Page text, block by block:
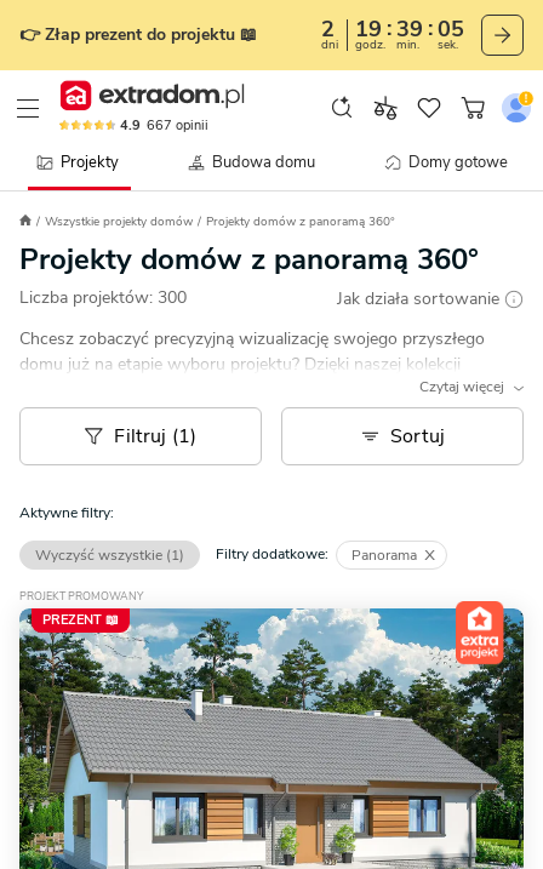
👉 Złap prezent do projektu 📖 2
dni
19
godz.
39
min.
02
sek.
4.9 667 opinii
Projekty Budowa domu Domy gotowe
Wszystkie projekty domów Projekty domów z panoramą 360°
Projekty domów z panoramą 360°
Liczba projektów: 300
Jak działa sortowanie
Chcesz zobaczyć precyzyjną wizualizację swojego przyszłego
domu już na etapie wyboru projektu? Dzięki naszej kolekcji
projektów domów z panoramą 360° sprawisz, że Twoje marzenie
stanie się rzeczywistością!
Czytaj więcej
Filtruj (1) Sortuj
Aktywne filtry:
Wyczyść wszystkie (1) Filtry dodatkowe: Panorama
PROJEKT PROMOWANY
PREZENT 📖